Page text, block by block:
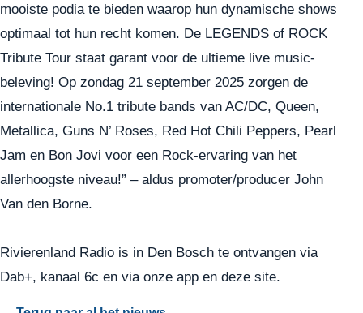
mooiste podia te bieden waarop hun dynamische shows
optimaal tot hun recht komen. De LEGENDS of ROCK
Tribute Tour staat garant voor de ultieme live music-
beleving! Op zondag 21 september 2025 zorgen de
internationale No.1 tribute bands van AC/DC, Queen,
Metallica, Guns N’ Roses, Red Hot Chili Peppers, Pearl
Jam en Bon Jovi voor een Rock-ervaring van het
allerhoogste niveau!” – aldus promoter/producer John
Van den Borne.
Rivierenland Radio is in Den Bosch te ontvangen via
Dab+, kanaal 6c en via onze app en deze site.